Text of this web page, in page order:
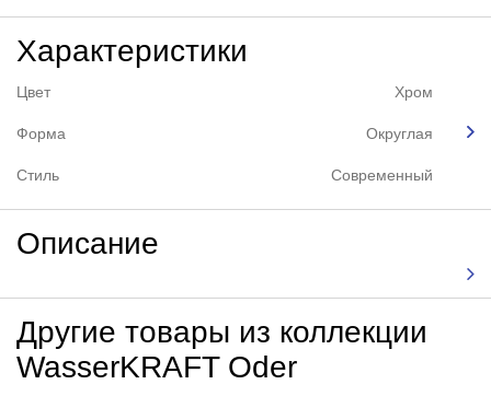
Характеристики
Цвет Хром
Форма Округлая
Стиль Современный
Описание
Другие товары из коллекции
WasserKRAFT Oder